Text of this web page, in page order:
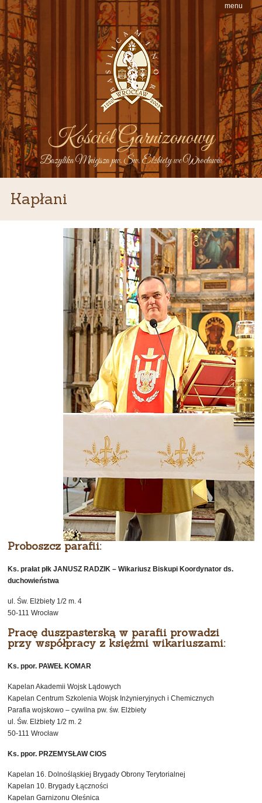
menu
Kościół Garnizonowy
Bazylika Mniejsza pw. Św. Elżbiety we Wrocławiu
Kapłani
Proboszcz parafii:
Ks. prałat płk JANUSZ RADZIK – Wikariusz Biskupi Koordynator ds.
duchowieństwa
ul. Św. Elżbiety 1/2 m. 4
50-111 Wrocław
Pracę duszpasterską w parafii prowadzi
przy współpracy z księżmi wikariuszami:
Ks. ppor. PAWEŁ KOMAR
Kapelan Akademii Wojsk Lądowych
Kapelan Centrum Szkolenia Wojsk Inżynieryjnych i Chemicznych
Parafia wojskowo – cywilna pw. św. Elżbiety
ul. Św. Elżbiety 1/2 m. 2
50-111 Wrocław
Ks. ppor. PRZEMYSŁAW CIOS
Kapelan 16. Dolnośląskiej Brygady Obrony Terytorialnej
Kapelan 10. Brygady Łączności
Kapelan Garnizonu Oleśnica